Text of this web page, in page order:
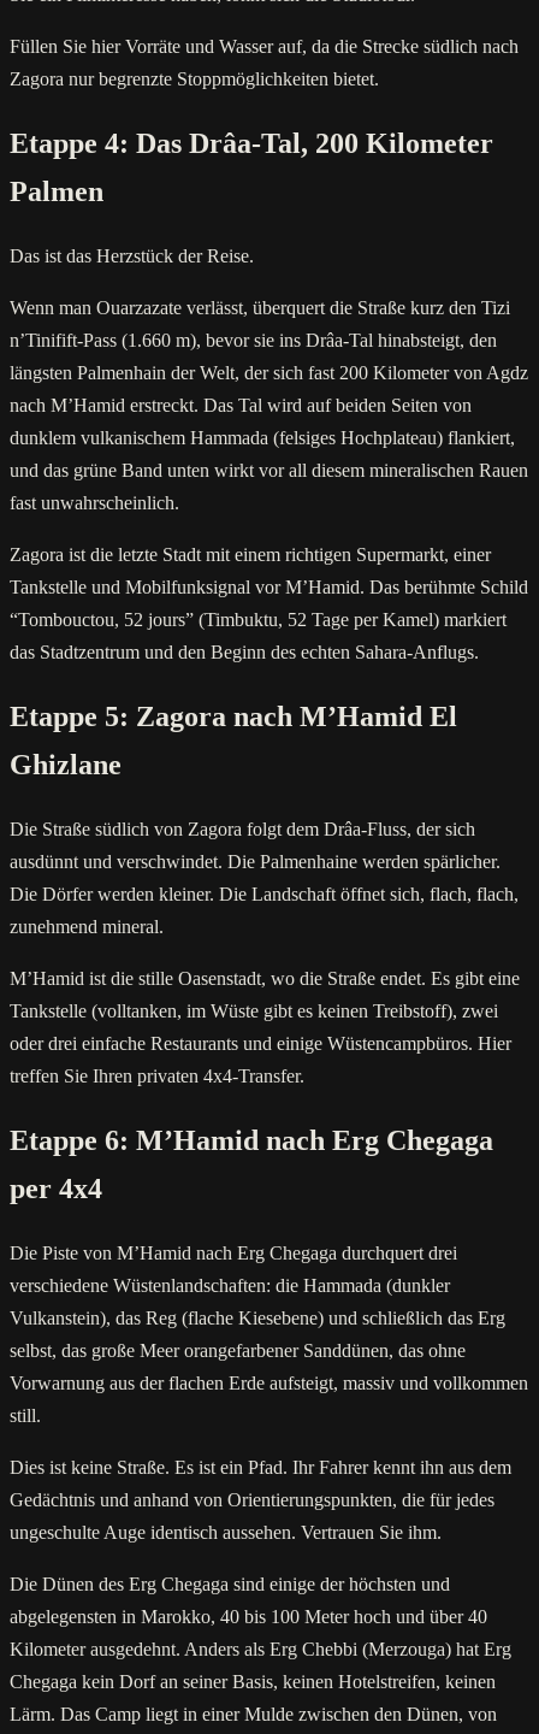
Füllen Sie hier Vorräte und Wasser auf, da die Strecke südlich nach
Zagora nur begrenzte Stoppmöglichkeiten bietet.
Etappe 4: Das Drâa-Tal, 200 Kilometer
Palmen
Das ist das Herzstück der Reise.
Wenn man Ouarzazate verlässt, überquert die Straße kurz den Tizi
n’Tinifift-Pass (1.660 m), bevor sie ins Drâa-Tal hinabsteigt, den
längsten Palmenhain der Welt, der sich fast 200 Kilometer von Agdz
nach M’Hamid erstreckt. Das Tal wird auf beiden Seiten von
dunklem vulkanischem Hammada (felsiges Hochplateau) flankiert,
und das grüne Band unten wirkt vor all diesem mineralischen Rauen
fast unwahrscheinlich.
Zagora ist die letzte Stadt mit einem richtigen Supermarkt, einer
Tankstelle und Mobilfunksignal vor M’Hamid. Das berühmte Schild
“Tombouctou, 52 jours” (Timbuktu, 52 Tage per Kamel) markiert
das Stadtzentrum und den Beginn des echten Sahara-Anflugs.
Etappe 5: Zagora nach M’Hamid El
Ghizlane
Die Straße südlich von Zagora folgt dem Drâa-Fluss, der sich
ausdünnt und verschwindet. Die Palmenhaine werden spärlicher.
Die Dörfer werden kleiner. Die Landschaft öffnet sich, flach, flach,
zunehmend mineral.
M’Hamid ist die stille Oasenstadt, wo die Straße endet. Es gibt eine
Tankstelle (volltanken, im Wüste gibt es keinen Treibstoff), zwei
oder drei einfache Restaurants und einige Wüstencampbüros. Hier
treffen Sie Ihren privaten 4x4-Transfer.
Etappe 6: M’Hamid nach Erg Chegaga
per 4x4
Die Piste von M’Hamid nach Erg Chegaga durchquert drei
verschiedene Wüstenlandschaften: die Hammada (dunkler
Vulkanstein), das Reg (flache Kiesebene) und schließlich das Erg
selbst, das große Meer orangefarbener Sanddünen, das ohne
Vorwarnung aus der flachen Erde aufsteigt, massiv und vollkommen
still.
Dies ist keine Straße. Es ist ein Pfad. Ihr Fahrer kennt ihn aus dem
Gedächtnis und anhand von Orientierungspunkten, die für jedes
ungeschulte Auge identisch aussehen. Vertrauen Sie ihm.
Die Dünen des Erg Chegaga sind einige der höchsten und
abgelegensten in Marokko, 40 bis 100 Meter hoch und über 40
Kilometer ausgedehnt. Anders als Erg Chebbi (Merzouga) hat Erg
Chegaga kein Dorf an seiner Basis, keinen Hotelstreifen, keinen
Lärm. Das Camp liegt in einer Mulde zwischen den Dünen, von